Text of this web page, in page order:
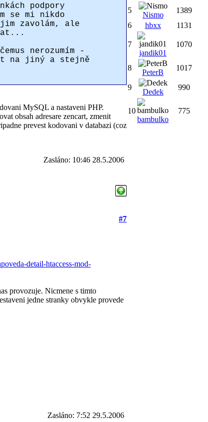
podpory
se mi nikdo
zavolám, ale
nerozumím -
na jiný a stejně
MySQL a nastaveni PHP.
obsah adresare zencart, zmenit
prevest kodovani v databazi (coz
Zasláno: 10:46 28.5.2006
#7
detail-htaccess-mod-
provozuje. Nicmene s timto
jedne stranky obvykle provede
Zasláno: 7:52 29.5.2006
5
Nismo
1389
6
hbxx 1131
7
jandik01
1070
8
PeterB
1017
9
Dedek
990
10
bambulko
775